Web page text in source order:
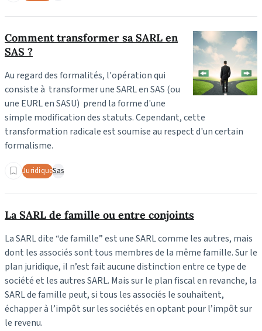
Comment transformer sa SARL en
SAS ?
Au regard des formalités, l'opération qui
consiste à transformer une SARL en SAS (ou
une EURL en SASU) prend la forme d'une
simple modification des statuts. Cependant, cette
transformation radicale est soumise au respect d'un certain
formalisme.
JuridiqueSas
La SARL de famille ou entre conjoints
La SARL dite “de famille” est une SARL comme les autres, mais
dont les associés sont tous membres de la même famille. Sur le
plan juridique, il n’est fait aucune distinction entre ce type de
société et les autres SARL. Mais sur le plan fiscal en revanche, la
SARL de famille peut, si tous les associés le souhaitent,
échapper à l’impôt sur les sociétés en optant pour l’impôt sur
le revenu.